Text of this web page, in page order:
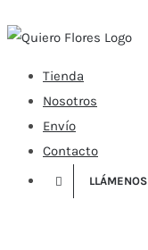
to
contentTienda
Nosotros
Envío
Contacto
LLÁMENOS